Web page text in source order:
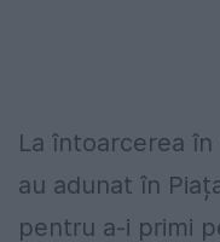
La întoarcerea în
au adunat în
pentru a-i primi